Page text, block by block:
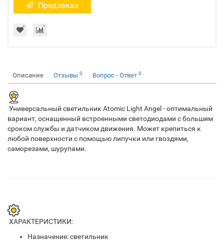
Предзаказ
Описание Отзывы 0 Вопрос - Ответ 0
Универсальный светильник Atomic Light Angel - оптимальный
вариант, оснащенный встроенными светодиодами с большим
сроком службы и датчиком движения. Может крепиться к
любой поверхности с помощью липучки или гвоздями,
саморезами, шурупами.
ХАРАКТЕРИСТИКИ:
Назначение: светильник